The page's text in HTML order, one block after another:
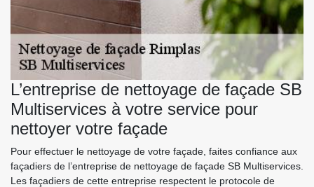
L’entreprise de nettoyage de façade SB
Multiservices à votre service pour
nettoyer votre façade
Pour effectuer le nettoyage de votre façade, faites confiance aux
façadiers de l’entreprise de nettoyage de façade SB Multiservices.
Les façadiers de cette entreprise respectent le protocole de